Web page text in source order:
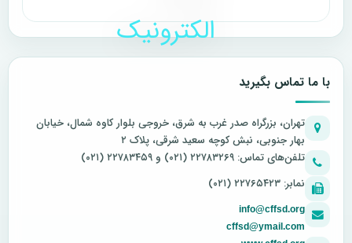
با ما تماس بگیرید
تهران، بزرگراه صدر غرب به شرق، خروجی بلوار کاوه شمال، خیابان
بهار جنوبی، نبش کوچه سعید شرقی، پلاک ۲
تلفن‌های تماس: ۲۲۷۸۳۲۶۹ (۰۲۱) و ۲۲۷۸۳۴۵۹ (۰۲۱)
نمابر: ۲۲۷۶۵۴۲۳ (۰۲۱)
info@cffsd.org
cffsd@ymail.com